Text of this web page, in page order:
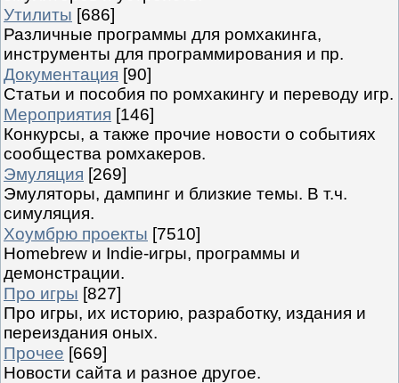
Утилиты [686]
Различные программы для ромхакинга,
инструменты для программирования и пр.
Документация [90]
Статьи и пособия по ромхакингу и переводу игр.
Мероприятия [146]
Конкурсы, а также прочие новости о событиях
сообщества ромхакеров.
Эмуляция [269]
Эмуляторы, дампинг и близкие темы. В т.ч.
симуляция.
Хоумбрю проекты [7510]
Homebrew и Indie-игры, программы и
демонстрации.
Про игры [827]
Про игры, их историю, разработку, издания и
переиздания оных.
Прочее [669]
Новости сайта и разное другое.